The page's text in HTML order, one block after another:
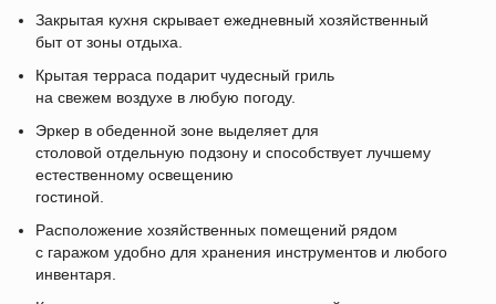
Закрытая кухня скрывает ежедневный хозяйственный
быт от зоны отдыха.
Крытая терраса подарит чудесный гриль
на свежем воздухе в любую погоду.
Эркер в обеденной зоне выделяет для
столовой отдельную подзону и способствует лучшему
естественному освещению
гостиной.
Расположение хозяйственных помещений рядом
с гаражом удобно для хранения инструментов и любого
инвентаря.